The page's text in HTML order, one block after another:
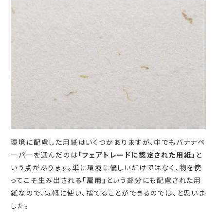
環境に配慮した用紙はいくつかありますが、中でもバナナペ
ーパーを選んだのは 「フェアトレードに認定された用紙」 と
いう点があります。単に環境に優しいだけではなく、物を使
ってこそ生み出される 「雇用」 という部分にも配慮された用
紙なので、気軽に使い、捨てることができるのでは、と思いま
した。